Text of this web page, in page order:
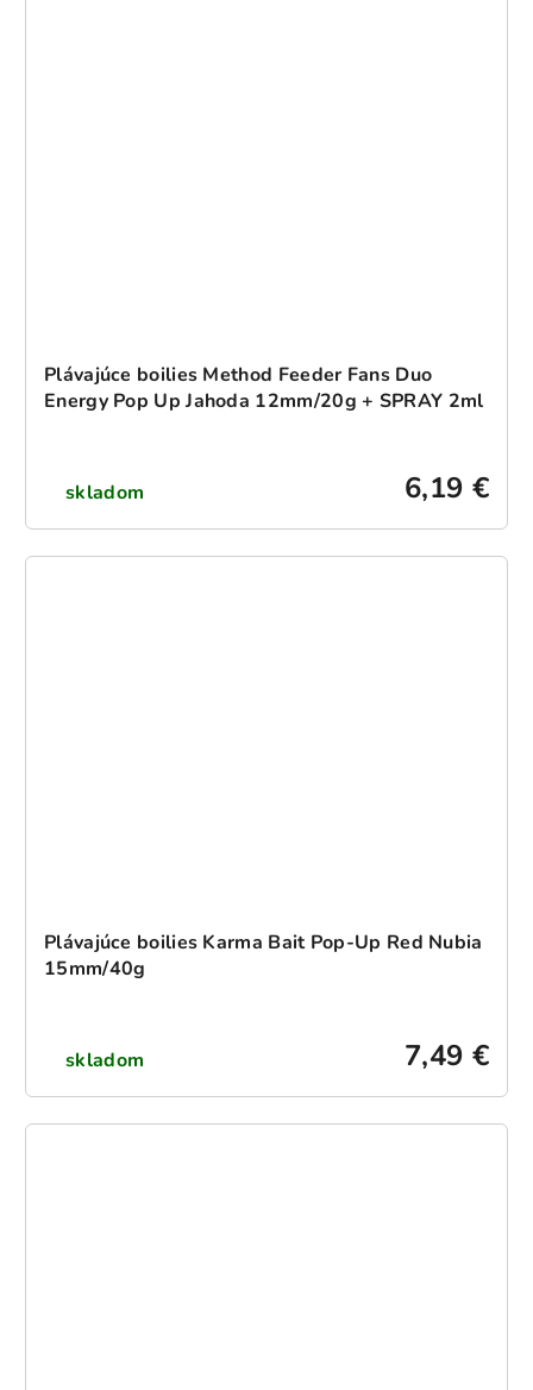
Plávajúce boilies Method Feeder Fans Duo
Energy Pop Up Jahoda 12mm/20g + SPRAY 2ml
skladom 6,19 €
Plávajúce boilies Karma Bait Pop-Up Red Nubia
15mm/40g
skladom 7,49 €